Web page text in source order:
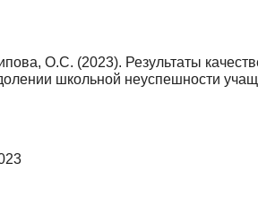
О.С. (2023). Результаты
школьной неуспешности